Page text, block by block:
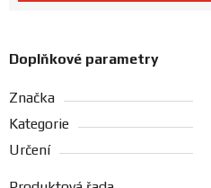
Doplňkové parametry
Značka
Kategorie
Určení